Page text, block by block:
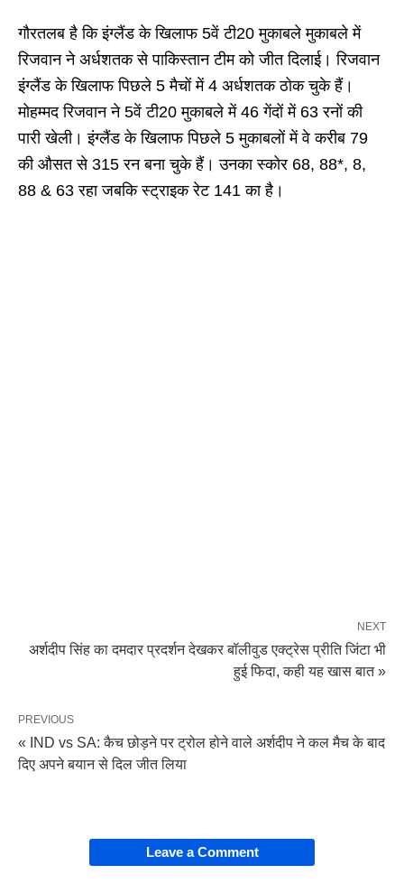
गौरतलब है कि इंग्लैंड के खिलाफ 5वें टी20 मुकाबले मुकाबले में
रिजवान ने अर्धशतक से पाकिस्तान टीम को जीत दिलाई। रिजवान
इंग्लैंड के खिलाफ पिछले 5 मैचों में 4 अर्धशतक ठोक चुके हैं।
मोहम्मद रिजवान ने 5वें टी20 मुकाबले में 46 गेंदों में 63 रनों की
पारी खेली। इंग्लैंड के खिलाफ पिछले 5 मुकाबलों में वे करीब 79
की औसत से 315 रन बना चुके हैं। उनका स्कोर 68, 88*, 8,
88 & 63 रहा जबकि स्ट्राइक रेट 141 का है।
NEXT
अर्शदीप सिंह का दमदार प्रदर्शन देखकर बॉलीवुड एक्ट्रेस प्रीति जिंटा भी
हुई फिदा, कही यह खास बात »
PREVIOUS
« IND vs SA: कैच छोड़ने पर ट्रोल होने वाले अर्शदीप ने कल मैच के बाद
दिए अपने बयान से दिल जीत लिया
Leave a Comment